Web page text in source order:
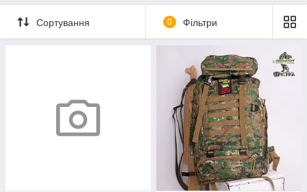
Сортування 0 Фільтри